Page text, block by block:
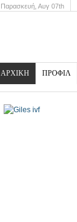
Παρασκευή , Αυγ 07th
ΑΡΧΙΚΗ ΠΡΟΦΙΛ